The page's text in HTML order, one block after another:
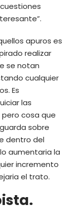
apuros es
realizar
se notan
cualquier
Es
las
cosa que
sobre
dentro del
aumentaria la
incremento
el trato.